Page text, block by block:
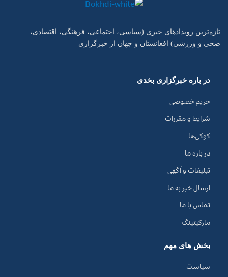
تازه‌ترین رویدادهای خبری (سیاسی، اجتماعی، فرهنگی، اقتصادی،
صحی و ورزشی) افغانستان و جهان از خبرگزاری
در باره خبرگزاری بخدی
حریم خصوصی
شرایط و مقررات
کوکی‌ها
در باره ما
تبلیغات و آگهی
ارسال خبر به ما
تماس با ما
مارکیتینگ
بخش های مهم
سیاست